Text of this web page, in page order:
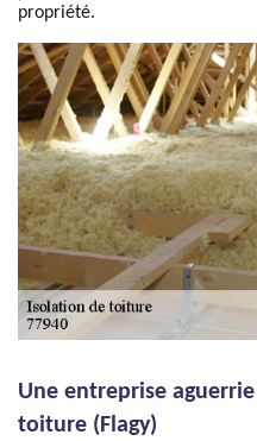
propriété.
Une entreprise
toiture (Flagy)